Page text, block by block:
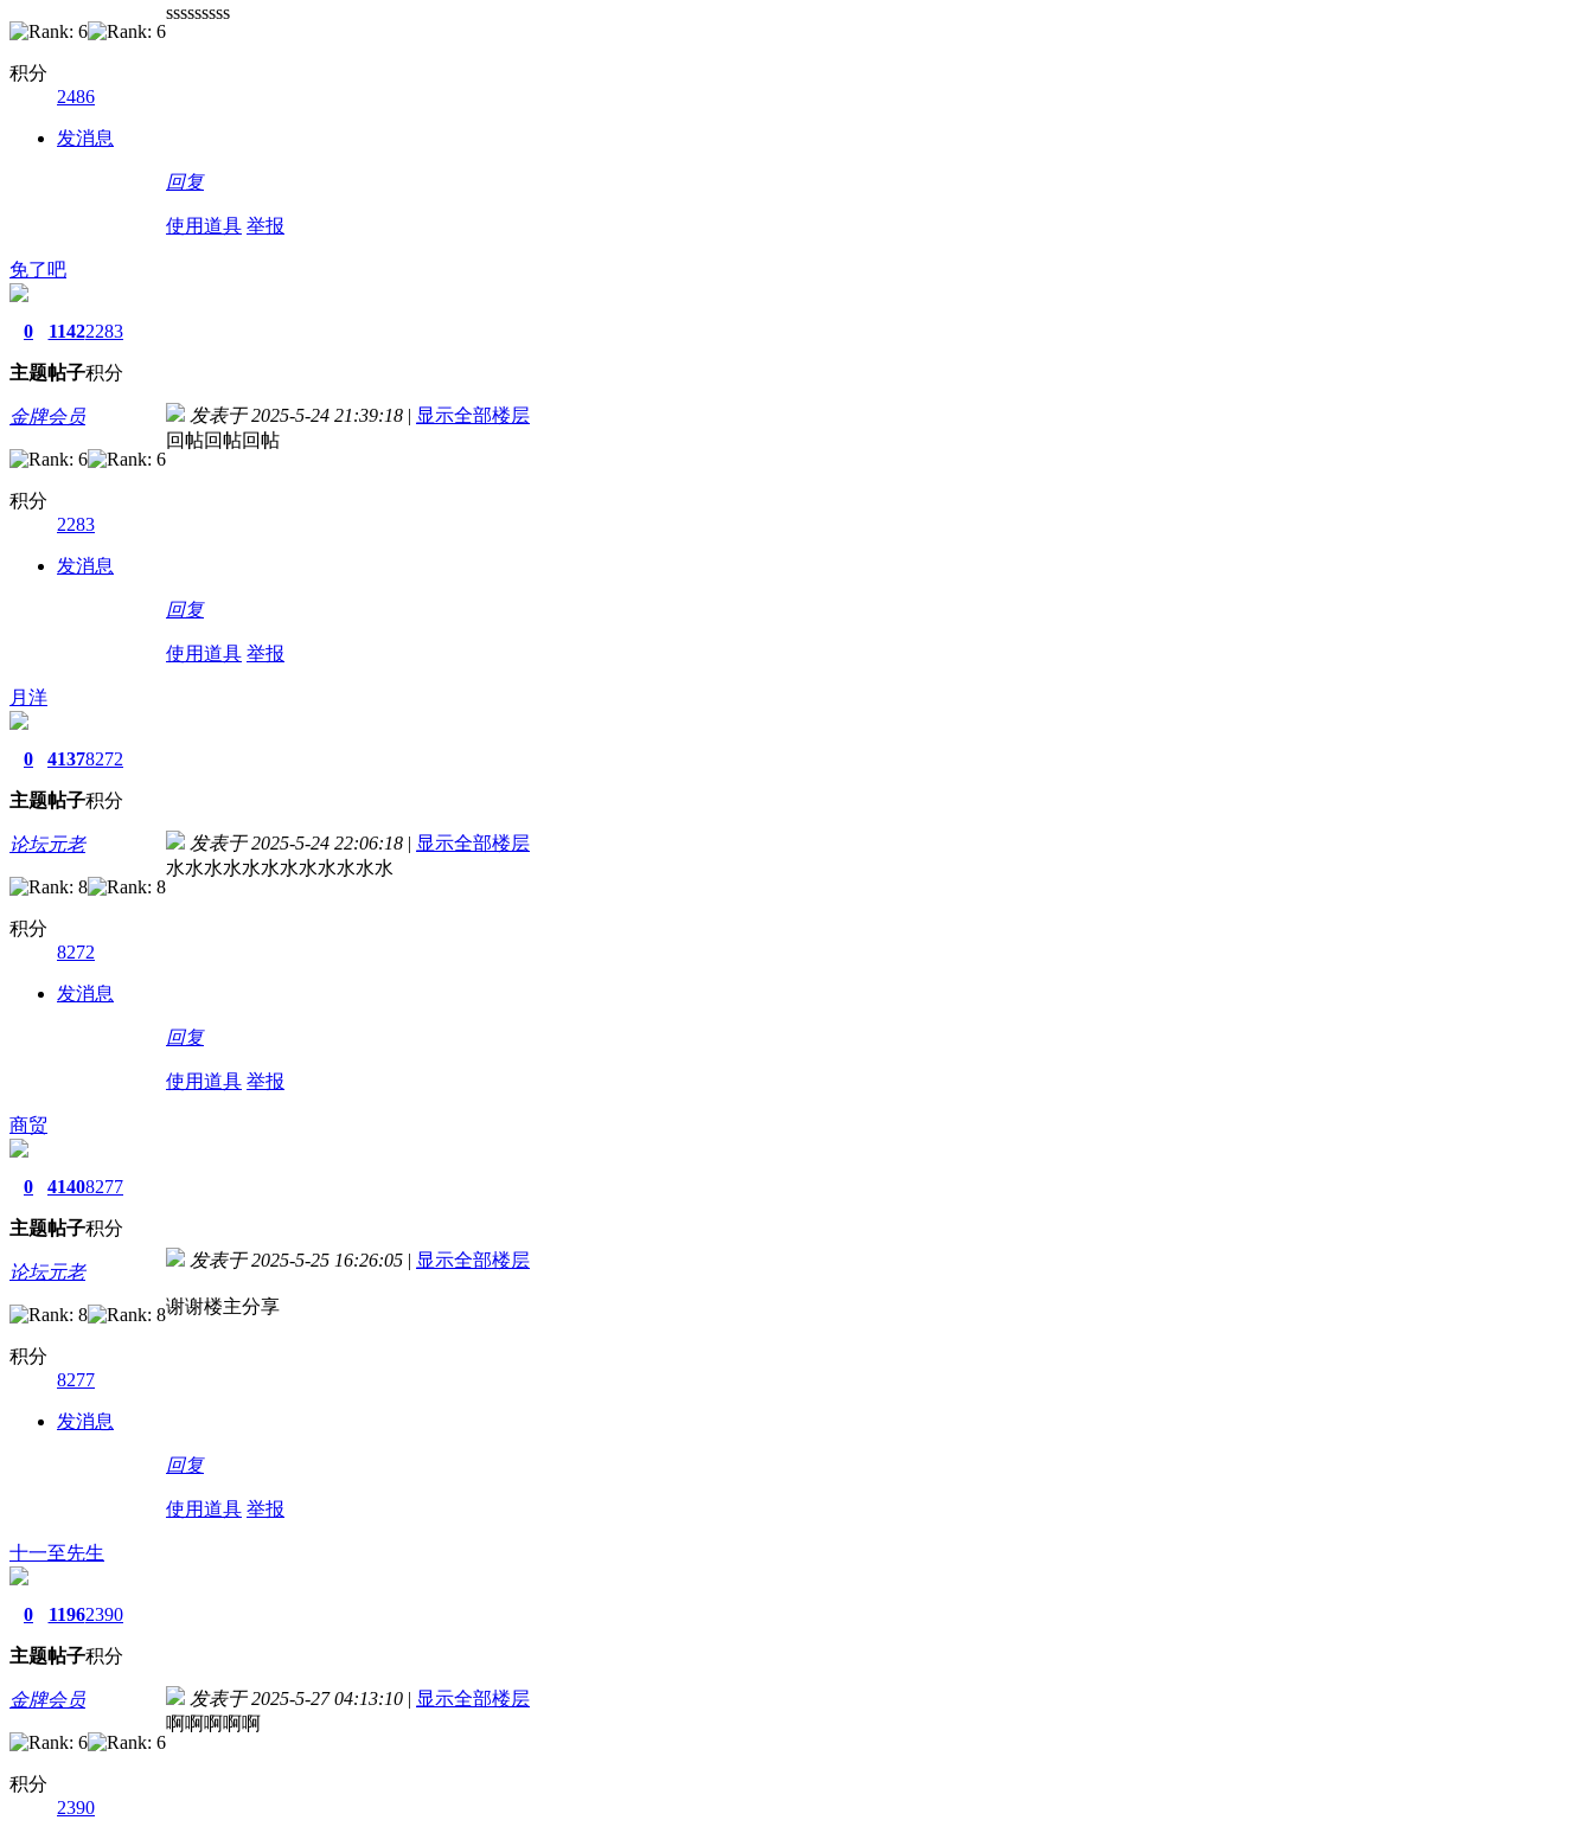
积分
2486
发消息
sssssssss
回复
使用道具 举报
免了吧
0
主题
1142
帖子
2283
积分
金牌会员
积分
2283
发消息
发表于 2025-5-24 21:39:18 | 显示全部楼层
回帖回帖回帖
回复
使用道具 举报
月洋
0
主题
4137
帖子
8272
积分
论坛元老
积分
8272
发消息
发表于 2025-5-24 22:06:18 | 显示全部楼层
水水水水水水水水水水水水
回复
使用道具 举报
商贸
0
主题
4140
帖子
8277
积分
论坛元老
积分
8277
发消息
发表于 2025-5-25 16:26:05 | 显示全部楼层
谢谢楼主分享
回复
使用道具 举报
十一至先生
0
主题
1196
帖子
2390
积分
金牌会员
积分
2390
发表于 2025-5-27 04:13:10 | 显示全部楼层
啊啊啊啊啊